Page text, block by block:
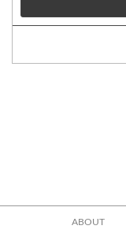
ABOUT